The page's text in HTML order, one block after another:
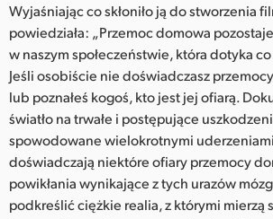
Wyjaśniając co skłoniło ją do stworzenia
powiedziała: „Przemoc domowa
w naszym społeczeństwie, która dotyka
Jeśli osobiście nie doświadczasz
lub poznałeś kogoś, kto jest jej ofiarą.
światło na trwałe i postępujące
spowodowane wielokrotnymi
doświadczają niektóre ofiary przemocy
powikłania wynikające z tych urazów
podkreślić ciężkie realia, z którymi mierzą